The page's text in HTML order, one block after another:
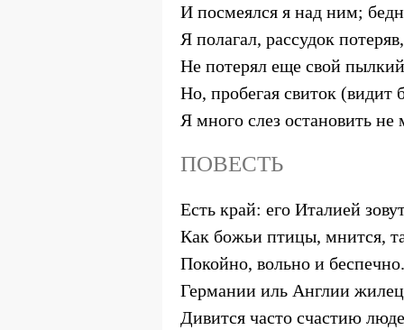
И посмеялся я над ним;
Я полагал, рассудок потеряв,
Не потерял еще свой
Но, пробегая свиток (видит
Я много слез остановить не
ПОВЕСТЬ
Есть край: его Италией
Как божьи птицы, мнится,
Покойно, вольно и
Германии иль Англии
Дивится часто счастию